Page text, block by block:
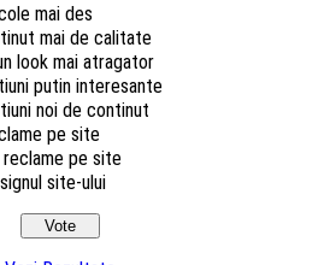
mai des
mai de calitate
look mai atragator
putin interesante
noi de continut
pe site
pe site
site-ului